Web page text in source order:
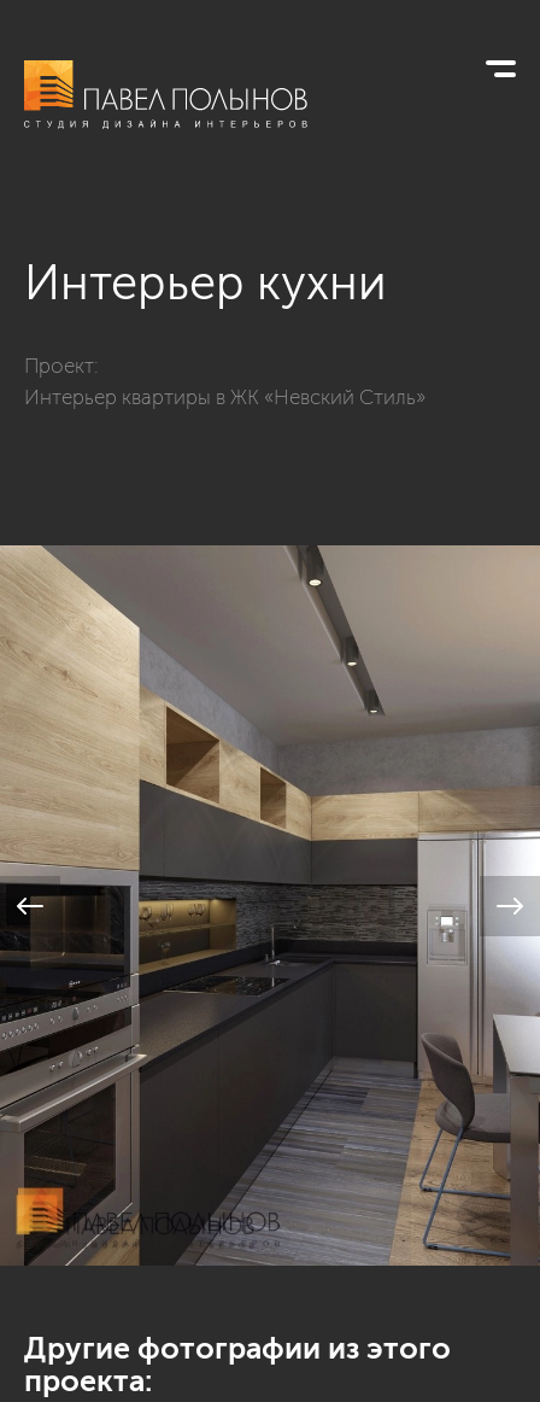
Интерьер кухни
Проект:
Интерьер квартиры в ЖК «Невский Стиль»
Другие фотографии из этого
проекта: